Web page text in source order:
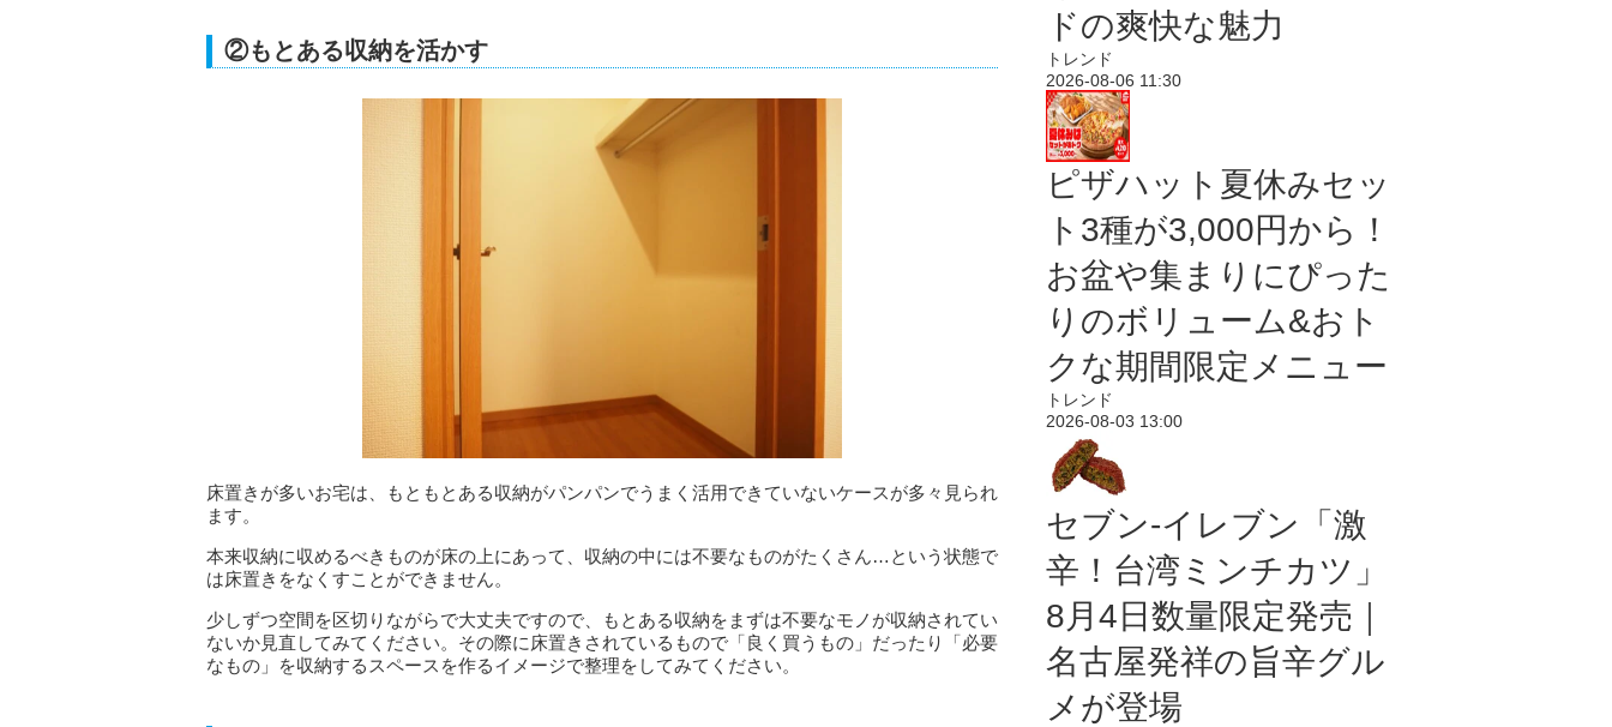
②もとある収納を活かす
床置きが多いお宅は、もともとある収納がパンパンでうまく活用できていないケースが多々見られ
ます。
本来収納に収めるべきものが床の上にあって、収納の中には不要なものがたくさん…という状態で
は床置きをなくすことができません。
少しずつ空間を区切りながらで大丈夫ですので、もとある収納をまずは不要なモノが収納されてい
ないか見直してみてください。その際に 床置きされているもので「良く買うもの」だったり「必要
なもの」を収納するスペースを作るイメージで整理をしてみてください。
ドの爽快な魅力
トレンド
2026-08-06 11:30
ピザハット夏休みセッ
ト3種が3,000円から！
お盆や集まりにぴった
りのボリューム&おト
クな期間限定メニュー
トレンド
2026-08-03 13:00
セブン-イレブン「激
辛！台湾ミンチカツ」
8月4日数量限定発売｜
名古屋発祥の旨辛グル
メが登場